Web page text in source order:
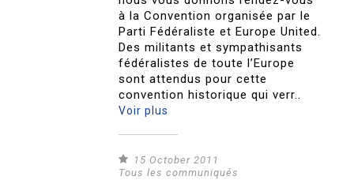
à la Convention organisée par le
Parti Fédéraliste et Europe United.
Des militants et sympathisants
fédéralistes de toute l’Europe
sont attendus pour cette
convention historique qui verr..
Voir plus
15 October 2011
Tous les communiqués